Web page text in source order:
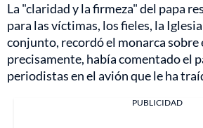
La "claridad y la firmeza" del papa
para las víctimas, los fieles, la
conjunto, recordó el monarca sobre
precisamente, había comentado el
periodistas en el avión que le ha
PUBLICIDAD